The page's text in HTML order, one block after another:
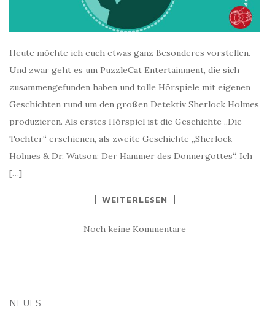
Heute möchte ich euch etwas ganz Besonderes vorstellen.
Und zwar geht es um PuzzleCat Entertainment, die sich
zusammengefunden haben und tolle Hörspiele mit eigenen
Geschichten rund um den großen Detektiv Sherlock Holmes
produzieren. Als erstes Hörspiel ist die Geschichte „Die
Tochter“ erschienen, als zweite Geschichte „Sherlock
Holmes & Dr. Watson: Der Hammer des Donnergottes“. Ich
[…]
WEITERLESEN
Noch keine Kommentare
NEUES